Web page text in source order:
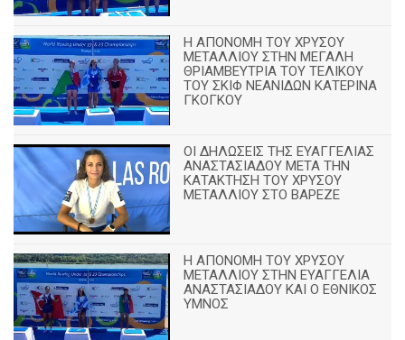
Η ΑΠΟΝΟΜΗ ΤΟΥ ΧΡΥΣΟΥ
ΜΕΤΑΛΛΙΟΥ ΣΤΗΝ ΜΕΓΑΛΗ
ΘΡΙΑΜΒΕΥΤΡΙΑ ΤΟΥ ΤΕΛΙΚΟΥ
ΤΟΥ ΣΚΙΦ ΝΕΑΝΙΔΩΝ ΚΑΤΕΡΙΝΑ
ΓΚΟΓΚΟΥ
ΟΙ ΔΗΛΩΣΕΙΣ ΤΗΣ ΕΥΑΓΓΕΛΙΑΣ
ΑΝΑΣΤΑΣΙΑΔΟΥ ΜΕΤΑ ΤΗΝ
ΚΑΤΑΚΤΗΣΗ ΤΟΥ ΧΡΥΣΟΥ
ΜΕΤΑΛΛΙΟΥ ΣΤΟ ΒΑΡΕΖΕ
Η ΑΠΟΝΟΜΗ ΤΟΥ ΧΡΥΣΟΥ
ΜΕΤΑΛΛΙΟΥ ΣΤΗΝ ΕΥΑΓΓΕΛΙΑ
ΑΝΑΣΤΑΣΙΑΔΟΥ ΚΑΙ Ο ΕΘΝΙΚΟΣ
ΥΜΝΟΣ